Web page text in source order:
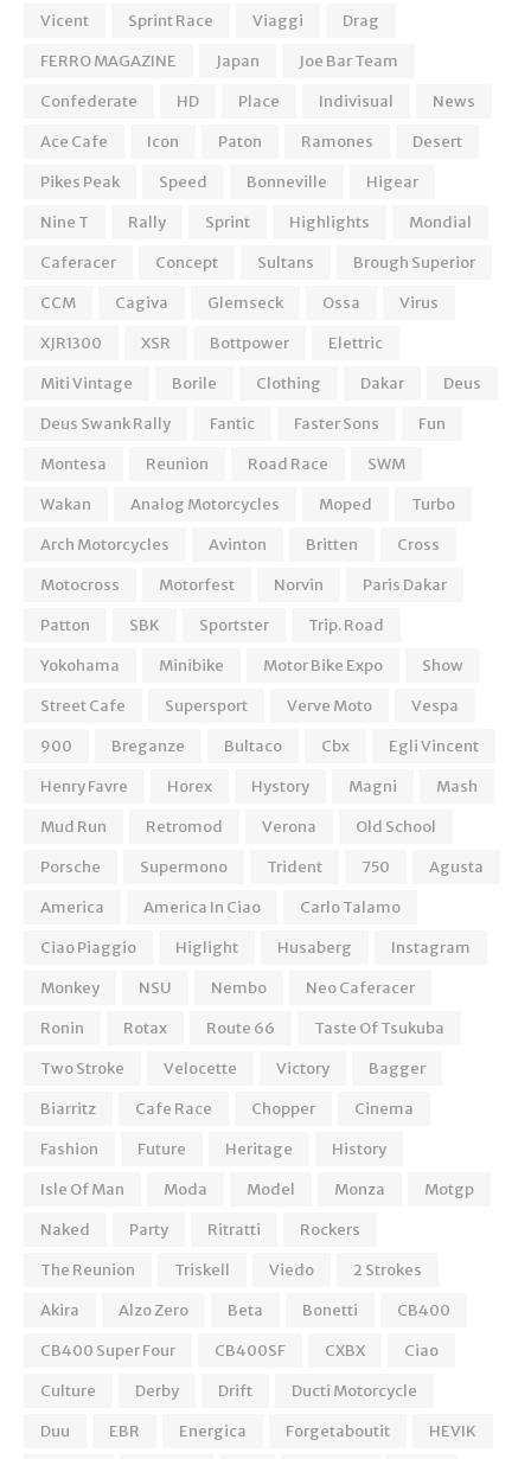
Vicent Sprint Race Viaggi
Drag
FERRO MAGAZINE
Japan
Joe Bar Team
Confederate
HD Place Indivisual
News
Ace Cafe
Icon Paton Ramones
Desert
Pikes Peak
Speed Bonneville
Higear
Nine T
Rally Sprint Highlights
Mondial
Caferacer
Concept Sultans
Brough Superior
CCM
Cagiva Glemseck Ossa
Virus
XJR1300
XSR Bottpower
Elettric
Miti Vintage
Borile Clothing Dakar
Deus
Deus Swank Rally
Fantic Faster Sons
Fun
Montesa
Reunion Road Race
SWM
Wakan
Analog Motorcycles Moped
Turbo
Arch Motorcycles
Avinton Britten
Cross
Motocross
Motorfest Norvin
Paris Dakar
Patton
SBK Sportster
Trip. Road
Yokohama
Minibike Motor Bike Expo
Show
Street Cafe
Supersport Verve Moto
Vespa
900
Breganze Bultaco Cbx
Egli Vincent
Henry Favre
Horex Hystory Magni
Mash
Mud Run
Retromod Verona
Old School
Porsche
Supermono Trident 750
Agusta
America
America In Ciao
Carlo Talamo
Ciao Piaggio
Higlight Husaberg
Instagram
Monkey
NSU Nembo
Neo Caferacer
Ronin
Rotax Route 66
Taste Of Tsukuba
Two Stroke
Velocette Victory
Bagger
Biarritz
Cafe Race Chopper
Cinema
Fashion
Future Heritage
History
Isle Of Man
Moda Model Monza
Motgp
Naked
Party Ritratti
Rockers
The Reunion
Triskell Viedo
2 Strokes
Akira
Alzo Zero Beta Bonetti
CB400
CB400 Super Four
CB400SF CXBX
Ciao
Culture
Derby Drift
Ducti Motorcycle
Duu
EBR Energica Forgetaboutit
HEVIK